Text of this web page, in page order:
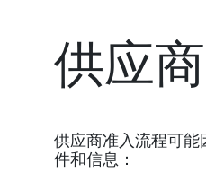
供应
供应商准入流程可
件和信息：